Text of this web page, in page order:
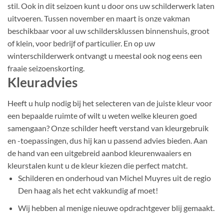
stil. Ook in dit seizoen kunt u door ons uw schilderwerk laten
uitvoeren. Tussen november en maart is onze vakman
beschikbaar voor al uw schildersklussen binnenshuis, groot
of klein, voor bedrijf of particulier. En op uw
winterschilderwerk ontvangt u meestal ook nog eens een
fraaie seizoenskorting.
Kleuradvies
Heeft u hulp nodig bij het selecteren van de juiste kleur voor
een bepaalde ruimte of wilt u weten welke kleuren goed
samengaan? Onze schilder heeft verstand van kleurgebruik
en -toepassingen, dus hij kan u passend advies bieden. Aan
de hand van een uitgebreid aanbod kleurenwaaiers en
kleurstalen kunt u de kleur kiezen die perfect matcht.
Schilderen en onderhoud van Michel Muyres uit de regio
Den haag als het echt vakkundig af moet!
Wij hebben al menige nieuwe opdrachtgever blij gemaakt.